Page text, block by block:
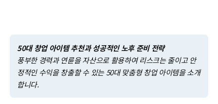
50대 창업 아이템 추천과 성공적인 노후 준비 전략
풍부한 경력과 연륜을 자산으로 활용하여 리스크는 줄이고 안
정적인 수익을 창출할 수 있는 50대 맞춤형 창업 아이템을 소개
합니다.